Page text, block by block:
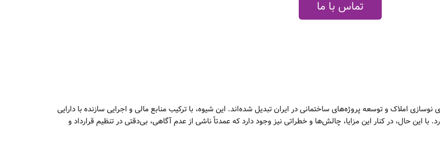
تماس با ما
املاک و توسعه پروژه‌های ساختمانی در ایران تبدیل شده‌اند. این شیوه، با ترکیب منابع مالی و اجرایی سازنده با دارایی
حال، در کنار این مزایا، چالش‌ها و خطراتی نیز وجود دارد که عمدتاً ناشی از عدم آگاهی، بی‌دقتی در تنظیم قرارداد و